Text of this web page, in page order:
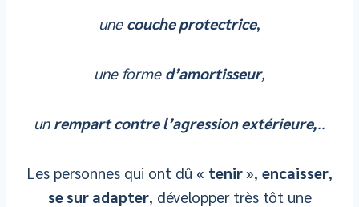
une couche protectrice,
une forme d’amortisseur,
un rempart contre l’agression extérieure,..
Les personnes qui ont dû « tenir », encaisser,
se sur adapter, développer très tôt une